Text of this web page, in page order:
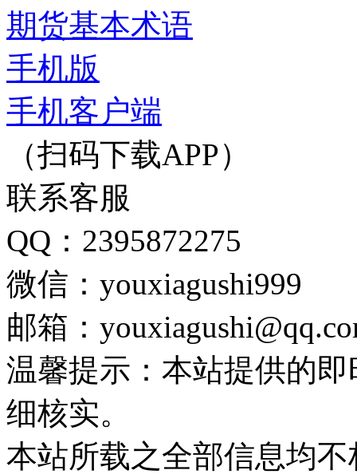
期货基本术语
手机版
手机客户端
（扫码下载APP）
联系客服
QQ：2395872275
微信：youxiagushi999
邮箱：
温馨提示：本站提供的
细核实。
本站所载之全部信息均